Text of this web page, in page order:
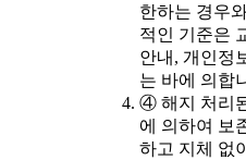
한하는 경우
적인 기준은
안내, 개인정
는 바에 의합
④ 해지 처리
에 의하여 보
하고 지체 없